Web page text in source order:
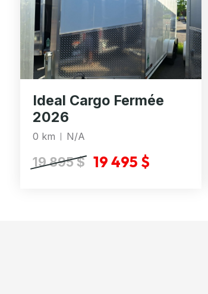
Ideal Cargo Fermée
2026
0 km N/A
19 895 $ 19 495 $